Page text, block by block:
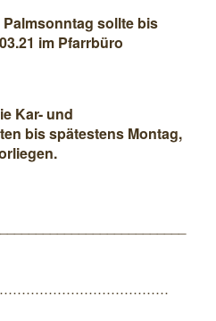
sollte bis
im Pfarrbüro
Kar- und
bis spätestens Montag,